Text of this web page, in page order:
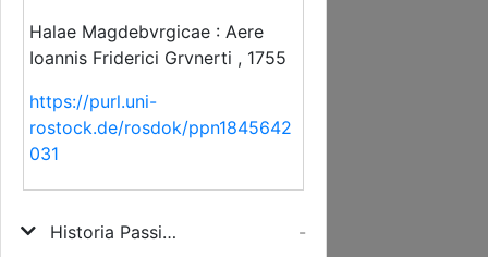
Halae Magdebvrgicae : Aere
Ioannis Friderici Grvnerti , 1755
https://purl.uni-
rostock.de/rosdok/ppn1845642
031
Historia Passionis Et Mortis Iesv Christi Eivsqve Resvrrectionis Et Ascensionis in Coelvm
-